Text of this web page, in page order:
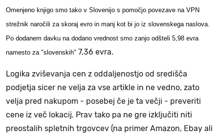
Omenjeno knjigo smo tako v Slovenijo s pomočjo povezave na VPN
strežnik naročili za skoraj evro in manj kot bi jo iz slovenskega naslova.
Po dodanem davku na dodano vrednost smo zanjo odšteli 5,98 evra
namesto za "slovenskih" 7,36 evra.
Logika zviševanja cen z oddaljenostjo od središča
podjetja sicer ne velja za vse artikle in ne vedno, zato
velja pred nakupom - posebej če je ta večji - preveriti
cene iz več lokacij. Prav tako pa ne gre izključiti niti
preostalih spletnih trgovcev (na primer Amazon, Ebay ali